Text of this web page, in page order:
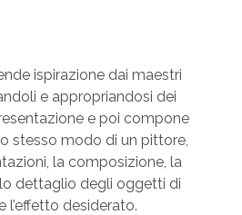
ispirazione dai maestri
e appropriandosi dei
e poi compone
stesso modo di un pittore,
la composizione, la
dettaglio degli oggetti di
l’effetto desiderato.